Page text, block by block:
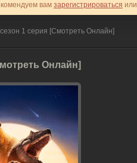
вам зарегистрироваться или
1 серия [Смотреть Онлайн]
Онлайн]